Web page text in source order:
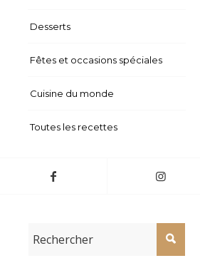
Desserts
Fêtes et occasions spéciales
Cuisine du monde
Toutes les recettes